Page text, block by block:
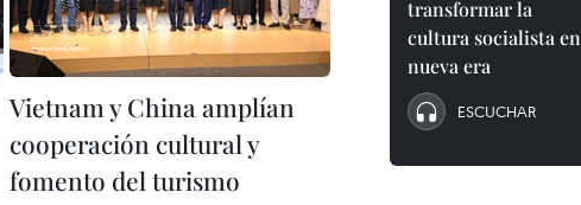
Vietnam y China amplían
cooperación cultural y
fomento del turismo
transformar la
cultura socialista en
nueva era
ESCUCHAR